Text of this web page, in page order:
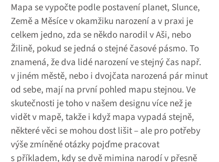
Mapa se vypočte podle postavení planet, Slunce,
Země a Měsíce v okamžiku narození a v praxi je
celkem jedno, zda se někdo narodil v Aši, nebo
Žilině, pokud se jedná o stejné časové pásmo. To
znamená, že dva lidé narození ve stejný čas např.
v jiném městě, nebo i dvojčata narozená pár minut
od sebe, mají na první pohled mapu stejnou. Ve
skutečnosti je toho v našem designu více než je
vidět v mapě, takže i když mapa vypadá stejně,
některé věci se mohou dost lišit – ale pro potřeby
výše zmíněné otázky pojďme pracovat
s příkladem, kdy se dvě mimina narodí v přesně